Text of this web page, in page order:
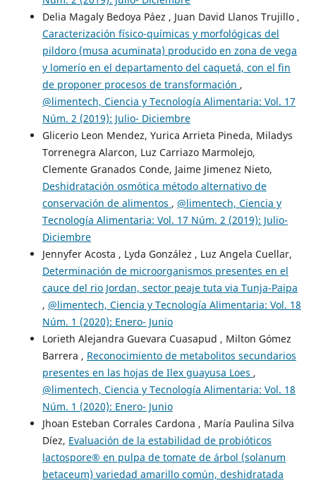
Delia Magaly Bedoya Páez , Juan David Llanos Trujillo ,
Caracterización físico-químicas y morfológicas del
pildoro (musa acuminata) producido en zona de vega
y lomerío en el departamento del caquetá, con el fin
de proponer procesos de transformación ,
@limentech, Ciencia y Tecnología Alimentaria: Vol. 17
Núm. 2 (2019): Julio- Diciembre
Glicerio Leon Mendez, Yurica Arrieta Pineda, Miladys
Torrenegra Alarcon, Luz Carriazo Marmolejo,
Clemente Granados Conde, Jaime Jimenez Nieto,
Deshidratación osmótica método alternativo de
conservación de alimentos , @limentech, Ciencia y
Tecnología Alimentaria: Vol. 17 Núm. 2 (2019): Julio-
Diciembre
Jennyfer Acosta , Lyda González , Luz Angela Cuellar,
Determinación de microorganismos presentes en el
cauce del rio Jordan, sector peaje tuta via Tunja-Paipa
, @limentech, Ciencia y Tecnología Alimentaria: Vol. 18
Núm. 1 (2020): Enero- Junio
Lorieth Alejandra Guevara Cuasapud , Milton Gómez
Barrera , Reconocimiento de metabolitos secundarios
presentes en las hojas de Ilex guayusa Loes ,
@limentech, Ciencia y Tecnología Alimentaria: Vol. 18
Núm. 1 (2020): Enero- Junio
Jhoan Esteban Corrales Cardona , María Paulina Silva
Díez, Evaluación de la estabilidad de probióticos
lactospore® en pulpa de tomate de árbol (solanum
betaceum) variedad amarillo común, deshidratada